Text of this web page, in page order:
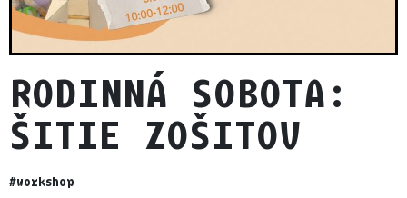
RODINNÁ SOBOTA:
ŠITIE ZOŠITOV
#workshop